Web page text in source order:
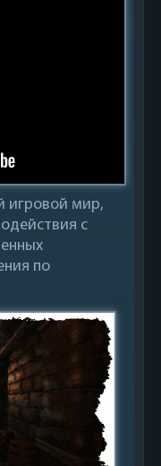
игровой мир,
с
по